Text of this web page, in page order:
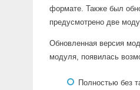
формате. Также был
предусмотрено две
Обновленная версия
модуля, появилась
Полностью без